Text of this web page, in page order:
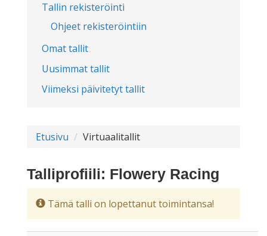
Tallin rekisteröinti
Ohjeet rekisteröintiin
Omat tallit
Uusimmat tallit
Viimeksi päivitetyt tallit
Etusivu Virtuaalitallit
Talliprofiili: Flowery Racing
Tämä talli on lopettanut toimintansa!